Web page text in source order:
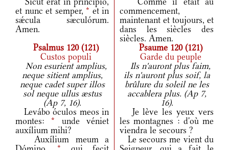
et nunc et semper, * et in
sǽcula sæculórum.
Amen.
commencement,
maintenant et toujours, et
dans les siècles des
siècles. Amen.
Psalmus 120 (121)
Psaume 120 (121)
Custos populi
Garde du peuple
Non esurient amplius,
neque sitient amplius,
neque cadet super illos
sol neque ullus æstus
(Ap 7, 16).
Ils n'auront plus faim,
ils n'auront plus soif, la
brûlure du soleil ne les
accablera plus. (Ap 7,
16).
Levábo óculos meos in
montes:* unde véniet
auxílium mihi?
Je lève les yeux vers
les montagnes : d'où me
viendra le secours ?
Auxílium meum a
Le secours me vient du